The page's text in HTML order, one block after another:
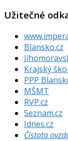
Užitečné
Blansko.cz
Krajský
PPP
MŠMT
RVP.cz
Seznam.cz
Idnes.cz
Čistota